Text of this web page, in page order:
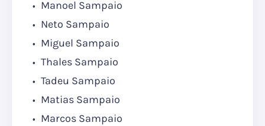
Manoel Sampaio
Neto Sampaio
Miguel Sampaio
Thales Sampaio
Tadeu Sampaio
Matias Sampaio
Marcos Sampaio